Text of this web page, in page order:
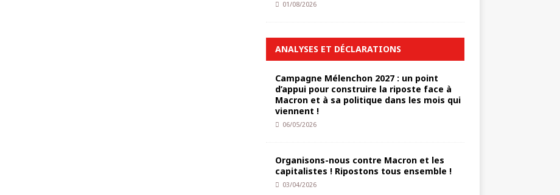
01/08/2026
ANALYSES ET DÉCLARATIONS
Campagne Mélenchon 2027 : un point
d’appui pour construire la riposte face à
Macron et à sa politique dans les mois qui
viennent !
06/05/2026
Organisons-nous contre Macron et les
capitalistes ! Ripostons tous ensemble !
03/04/2026